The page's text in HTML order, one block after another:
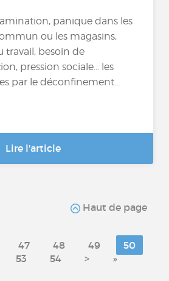
panique dans les
ou les magasins,
travail, besoin de
pression sociale... les
par le déconfinement...
Lire l'article
Haut de page
47 48 49
50
53 54 > »